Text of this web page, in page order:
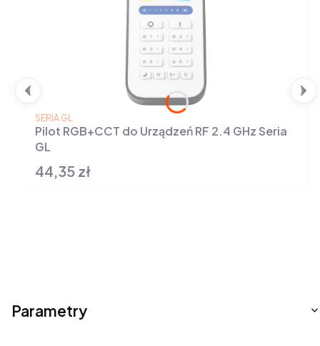
Pilot RGB+CCT do Urządzeń RF 2.4 GHz Seria
GL
PRODUCENT
SERIA GL
Cena
44,35 zł
Parametry